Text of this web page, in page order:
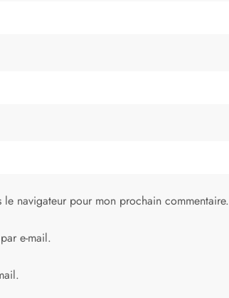
navigateur pour mon prochain commentaire.
e-mail.